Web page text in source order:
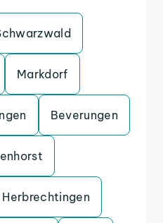
Markdorf
Beverungen
Herbrechtingen